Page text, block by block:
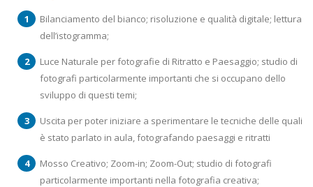
Bilanciamento del bianco; risoluzione e qualità digitale; lettura
dell’istogramma;
Luce Naturale per fotografie di Ritratto e Paesaggio; studio di
fotografi particolarmente importanti che si occupano dello
sviluppo di questi temi;
Uscita per poter iniziare a sperimentare le tecniche delle quali
è stato parlato in aula, fotografando paesaggi e ritratti
Mosso Creativo; Zoom-in; Zoom-Out; studio di fotografi
particolarmente importanti nella fotografia creativa;